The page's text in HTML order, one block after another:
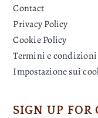
Contact
Privacy Policy
Cookie Policy
Termini e condizioni
Impostazione sui
SIGN UP FOR